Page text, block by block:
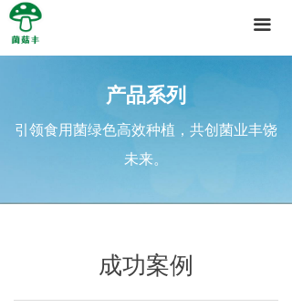
끀
成功案例
引领食用菌绿色高效种植，共创菌业丰饶
未来。
产品系列